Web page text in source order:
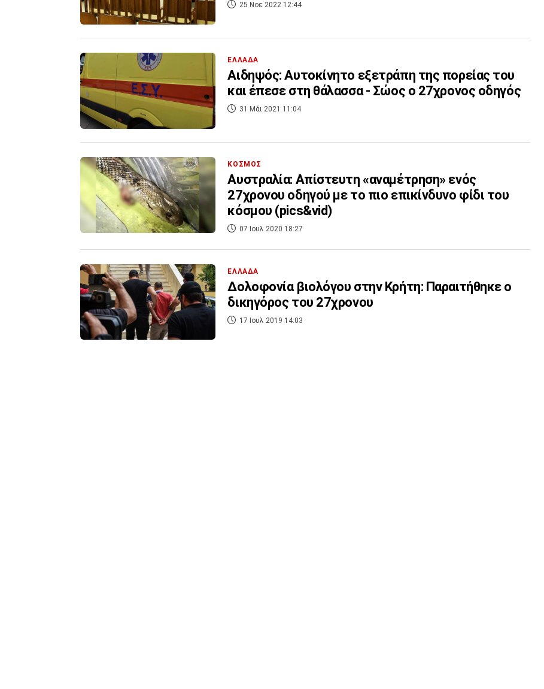
25 Νοε 2022 12:44
ΕΛΛΑΔΑ
Αιδηψός: Αυτοκίνητο εξετράπη της πορείας του
και έπεσε στη θάλασσα - Σώος ο 27χρονος οδηγός
31 Μάι 2021 11:04
ΚΟΣΜΟΣ
Αυστραλία: Απίστευτη «αναμέτρηση» ενός
27χρονου οδηγού με το πιο επικίνδυνο φίδι του
κόσμου (pics&vid)
07 Ιουλ 2020 18:27
ΕΛΛΑΔΑ
Δολοφονία βιολόγου στην Κρήτη: Παραιτήθηκε ο
δικηγόρος του 27χρονου
17 Ιουλ 2019 14:03